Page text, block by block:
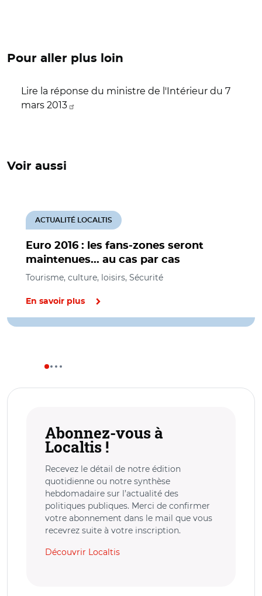
Pour aller plus loin
Lire la réponse du ministre de l'Intérieur du 7
mars 2013
Voir aussi
Euro 2016 : les fans-zones seront
maintenues... au cas par cas
ACTUALITÉ LOCALTIS
Tourisme, culture, loisirs, Sécurité
En savoir plus
Abonnez-vous à
Localtis !
Recevez le détail de notre édition
quotidienne ou notre synthèse
hebdomadaire sur l’actualité des
politiques publiques. Merci de confirmer
votre abonnement dans le mail que vous
recevrez suite à votre inscription.
Découvrir Localtis